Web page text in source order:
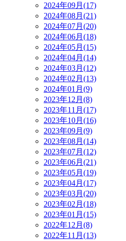
2024年09月(17)
2024年08月(21)
2024年07月(20)
2024年06月(18)
2024年05月(15)
2024年04月(14)
2024年03月(12)
2024年02月(13)
2024年01月(9)
2023年12月(8)
2023年11月(17)
2023年10月(16)
2023年09月(9)
2023年08月(14)
2023年07月(12)
2023年06月(21)
2023年05月(19)
2023年04月(17)
2023年03月(20)
2023年02月(18)
2023年01月(15)
2022年12月(8)
2022年11月(13)